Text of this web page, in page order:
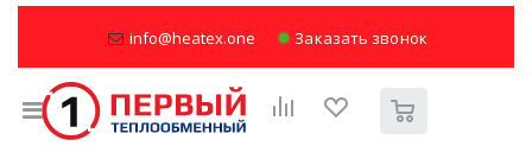
info@heatex.one Заказать звонок